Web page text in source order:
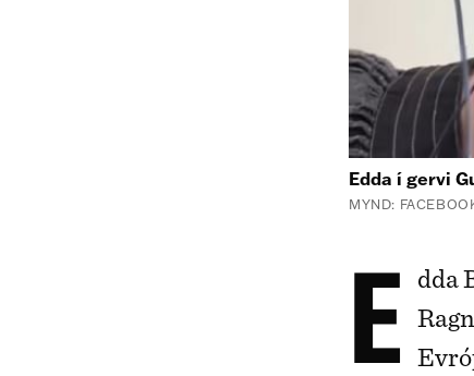
Edda í gervi
MYND:
Edda Björgvinsdóttir dregur hvalveiðimenn, Ólaf